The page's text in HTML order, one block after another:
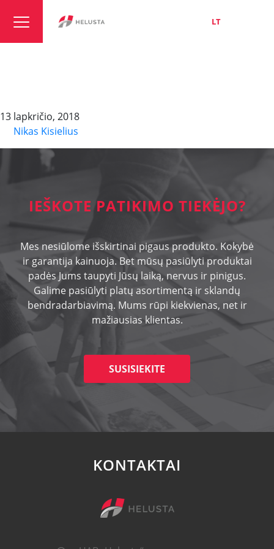
LT
13 lapkričio, 2018
Nikas Kisielius
IEŠKOTE PATIKIMO TIEKĖJO?
Mes nesiūlome išskirtinai pigaus produkto. Kokybė
ir garantija kainuoja. Bet mūsų pasiūlyti produktai
padės Jums taupyti Jūsų laiką, nervus ir pinigus.
Galime pasiūlyti platų asortimentą ir sklandų
bendradarbiavimą. Mums rūpi kiekvienas, net ir
mažiausias klientas.
SUSISIEKITE
KONTAKTAI